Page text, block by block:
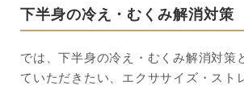
下半身の冷え・むくみ解消対策
では、下半身の冷え・むくみ解消対策
ていただきたい、エクササイズ・スト